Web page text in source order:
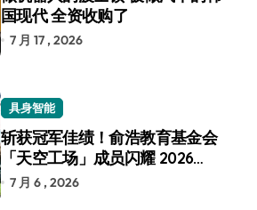
国现代 全资收购了
7 月 17 , 2026
具身智能
斩获冠军佳绩！俞浩教育基金会
「天空工场」成员闪耀 2026
RoboCup 机器人世界杯
7 月 6 , 2026